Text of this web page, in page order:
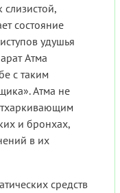
состояние
удушья
Атма
с таким
Атма не
и бронхах,
в их
средств